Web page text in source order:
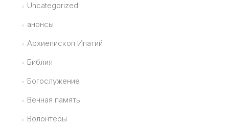
Uncategorized
анонсы
Архиепископ Ипатий
Библия
Богослужение
Вечная память
Волонтеры